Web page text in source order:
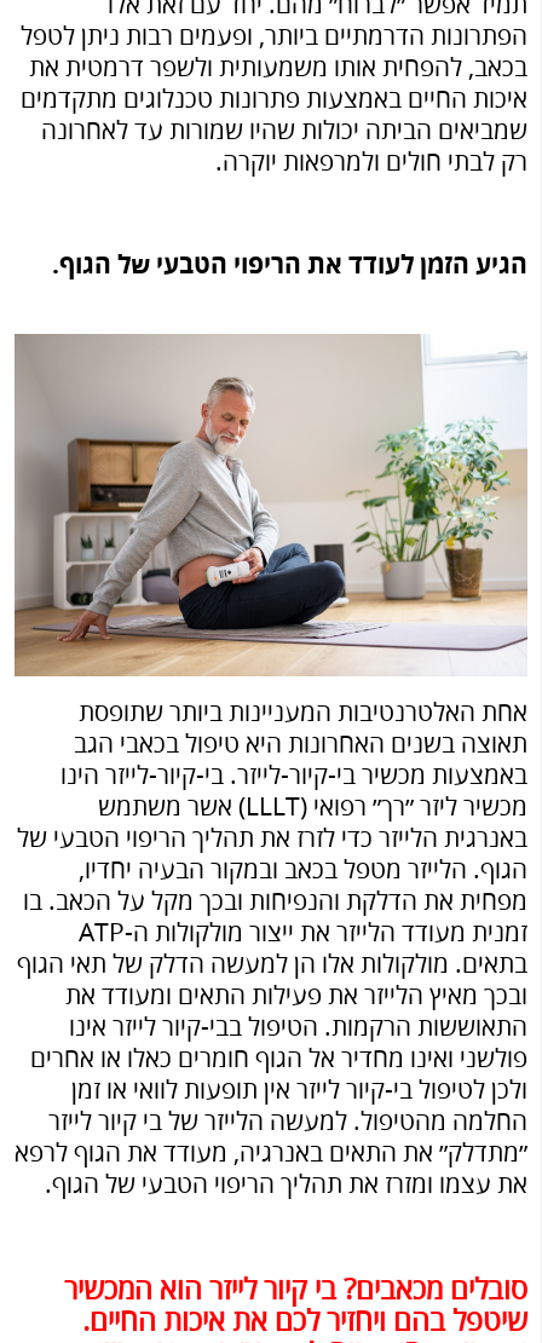
הפתרונות הדרמתיים ביותר, ופעמים רבות ניתן לטפל
בכאב, להפחית אותו משמעותית ולשפר דרמטית את
איכות החיים באמצעות פתרונות טכנלוגים מתקדמים
שמביאים הביתה יכולות שהיו שמורות עד לאחרונה
רק לבתי חולים ולמרפאות יוקרה.
הגיע הזמן לעודד את הריפוי הטבעי של הגוף.
אחת האלטרנטיבות המעניינות ביותר שתופסת
תאוצה בשנים האחרונות היא טיפול בכאבי הגב
באמצעות מכשיר בי-קיור-לייזר. בי-קיור-לייזר הינו
מכשיר ליזר ״רך״ רפואי (LLLT) אשר משתמש
באנרגית הלייזר כדי לזרז את תהליך הריפוי הטבעי של
הגוף. הלייזר מטפל בכאב ובמקור הבעיה יחדיו,
מפחית את הדלקת והנפיחות ובכך מקל על הכאב. בו
זמנית מעודד הלייזר את ייצור מולקולות ה-ATP
בתאים. מולקולות אלו הן למעשה הדלק של תאי הגוף
ובכך מאיץ הלייזר את פעילות התאים ומעודד את
התאוששות הרקמות. הטיפול בבי-קיור לייזר אינו
פולשני ואינו מחדיר אל הגוף חומרים כאלו או אחרים
ולכן לטיפול בי-קיור לייזר אין תופעות לוואי או זמן
החלמה מהטיפול. למעשה הלייזר של בי קיור לייזר
״מתדלק״ את התאים באנרגיה, מעודד את הגוף לרפא
את עצמו ומזרז את תהליך הריפוי הטבעי של הגוף.
סובלים מכאבים? בי קיור לייזר הוא המכשיר
שיטפל בהם ויחזיר לכם את איכות החיים.